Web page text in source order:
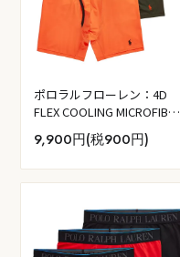
ポロラルフローレン：4D
FLEX COOLING MICROFIBER
ボクサーブリーフ 3PK (アク
ティブオレンジ／カンパニ
9,900円(税900円)